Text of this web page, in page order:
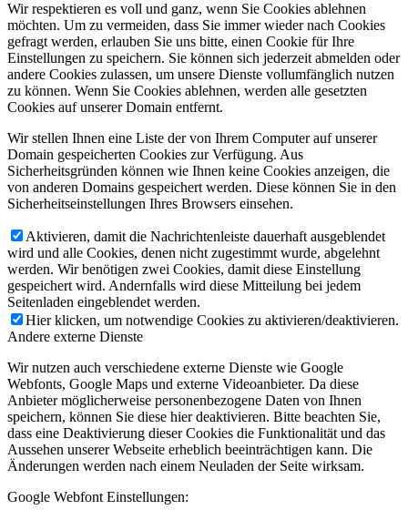
Wir respektieren es voll und ganz, wenn Sie Cookies ablehnen
möchten. Um zu vermeiden, dass Sie immer wieder nach Cookies
gefragt werden, erlauben Sie uns bitte, einen Cookie für Ihre
Einstellungen zu speichern. Sie können sich jederzeit abmelden oder
andere Cookies zulassen, um unsere Dienste vollumfänglich nutzen
zu können. Wenn Sie Cookies ablehnen, werden alle gesetzten
Cookies auf unserer Domain entfernt.
Wir stellen Ihnen eine Liste der von Ihrem Computer auf unserer
Domain gespeicherten Cookies zur Verfügung. Aus
Sicherheitsgründen können wie Ihnen keine Cookies anzeigen, die
von anderen Domains gespeichert werden. Diese können Sie in den
Sicherheitseinstellungen Ihres Browsers einsehen.
Aktivieren, damit die Nachrichtenleiste dauerhaft ausgeblendet
wird und alle Cookies, denen nicht zugestimmt wurde, abgelehnt
werden. Wir benötigen zwei Cookies, damit diese Einstellung
gespeichert wird. Andernfalls wird diese Mitteilung bei jedem
Seitenladen eingeblendet werden.
Hier klicken, um notwendige Cookies zu aktivieren/deaktivieren.
Andere externe Dienste
Wir nutzen auch verschiedene externe Dienste wie Google
Webfonts, Google Maps und externe Videoanbieter. Da diese
Anbieter möglicherweise personenbezogene Daten von Ihnen
speichern, können Sie diese hier deaktivieren. Bitte beachten Sie,
dass eine Deaktivierung dieser Cookies die Funktionalität und das
Aussehen unserer Webseite erheblich beeinträchtigen kann. Die
Änderungen werden nach einem Neuladen der Seite wirksam.
Google Webfont Einstellungen: